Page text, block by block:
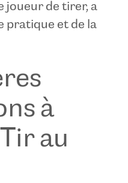
joueur de tirer, a
pratique et de la
à
au